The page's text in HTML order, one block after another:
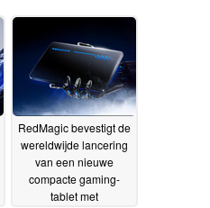
RedMagic bevestigt de
wereldwijde lancering
van een nieuwe
compacte gaming-
tablet met